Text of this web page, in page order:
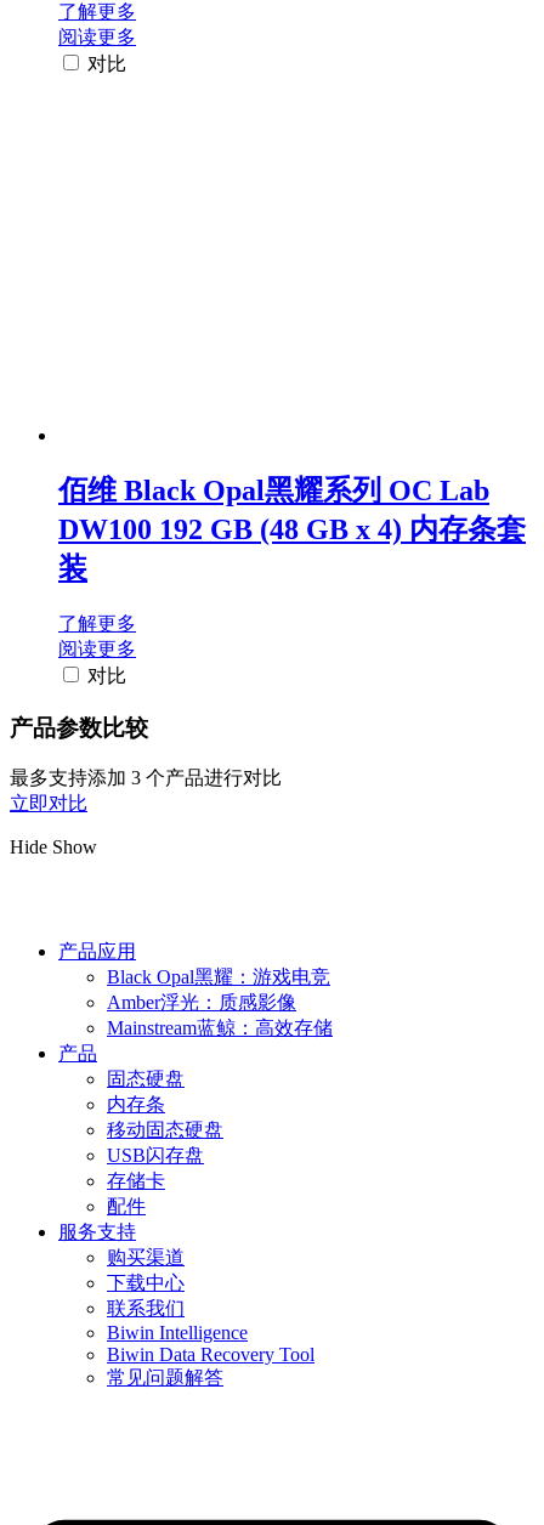
了解更多
阅读更多
对比
佰维 Black Opal黑耀系列 OC Lab
DW100 192 GB (48 GB x 4) 内存条套
装
了解更多
阅读更多
对比
产品参数比较
最多支持添加 3 个产品进行对比
立即对比
Hide Show
产品应用
Black Opal黑耀：游戏电竞
Amber浮光：质感影像
Mainstream蓝鲸：高效存储
产品
固态硬盘
内存条
移动固态硬盘
USB闪存盘
存储卡
配件
服务支持
购买渠道
下载中心
联系我们
Biwin Intelligence
Biwin Data Recovery Tool
常见问题解答